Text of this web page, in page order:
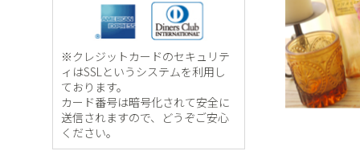
※クレジットカードのセキュリテ
ィはSSLというシステムを利用し
ております。
カード番号は暗号化されて安全に
送信されますので、どうぞご安心
ください。